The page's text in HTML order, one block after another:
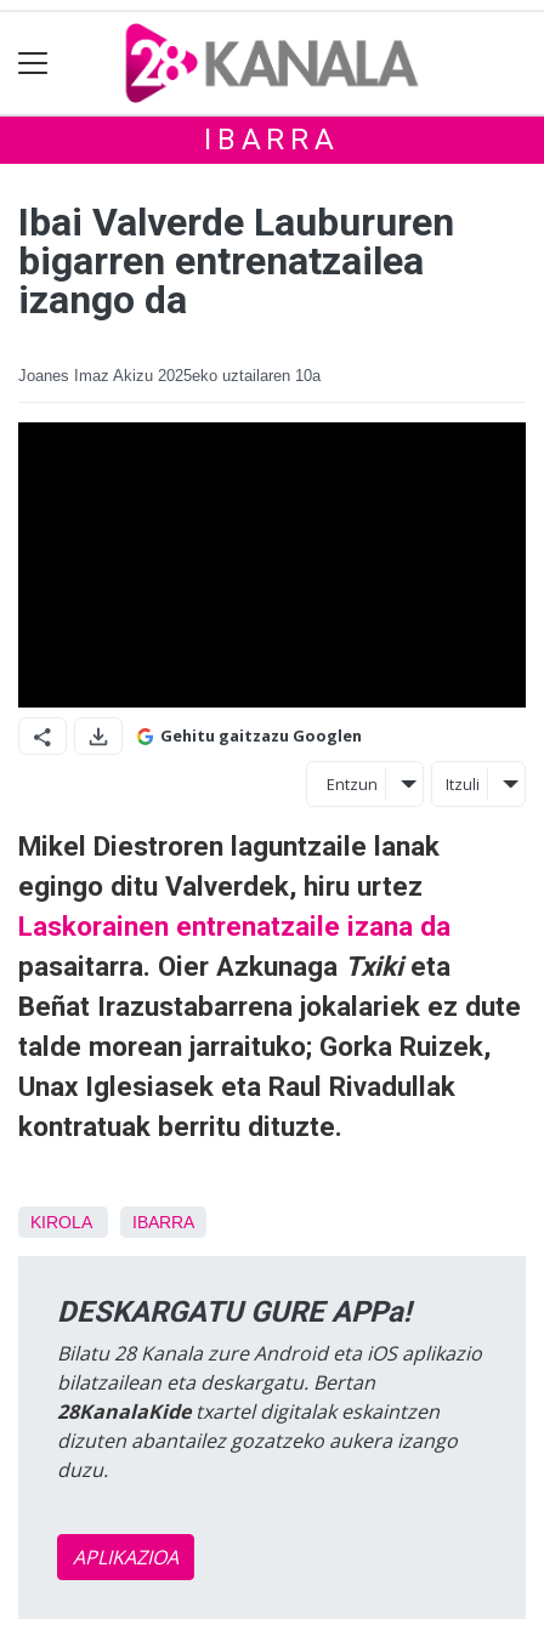
IBARRA
Ibai Valverde Laubururen
bigarren entrenatzailea
izango da
Joanes Imaz Akizu 2025eko uztailaren 10a
Gehitu gaitzazu Googlen
Entzun Itzuli
Mikel Diestroren laguntzaile lanak
egingo ditu Valverdek, hiru urtez
Laskorainen entrenatzaile izana da
pasaitarra. Oier Azkunaga Txikieta
Beñat Irazustabarrena jokalariek ez dute
talde morean jarraituko; Gorka Ruizek,
Unax Iglesiasek eta Raul Rivadullak
kontratuak berritu dituzte.
KIROLA IBARRA
DESKARGATU GURE APPa!
Bilatu 28 Kanala zure Android eta iOS aplikazio
bilatzailean eta deskargatu. Bertan
28KanalaKidetxartel digitalak eskaintzen
dizuten abantailez gozatzeko aukera izango
duzu.
APLIKAZIOA